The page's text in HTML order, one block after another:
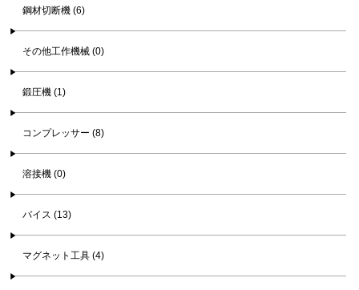
鋼材切断機 (6)
その他工作機械 (0)
鍛圧機 (1)
コンプレッサー (8)
溶接機 (0)
バイス (13)
マグネット工具 (4)